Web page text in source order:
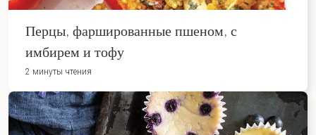
Перцы, фаршированные пшеном, с
имбирем и тофу
2 минуты чтения